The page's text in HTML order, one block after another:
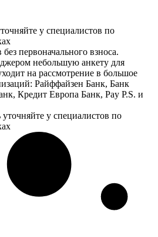
у специалистов по
без первоначального взноса.
небольшую анкету для
на рассмотрение в большое
Райффайзен Банк, Банк
Кредит Европа Банк, Pay P.S. и
у специалистов по